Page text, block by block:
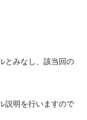
とみなし、該当回の
説明を行いますので